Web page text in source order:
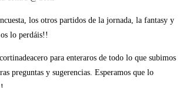
los otros partidos de la jornada, la fantasy y
lo perdáis!!
para enteraros de todo lo que subimos
preguntas y sugerencias. Esperamos que lo